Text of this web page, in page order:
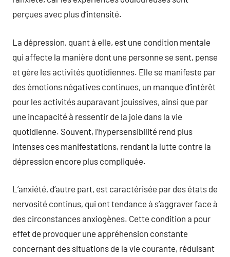
perçues avec plus d’intensité.
La dépression, quant à elle, est une condition mentale
qui affecte la manière dont une personne se sent, pense
et gère les activités quotidiennes. Elle se manifeste par
des émotions négatives continues, un manque d’intérêt
pour les activités auparavant jouissives, ainsi que par
une incapacité à ressentir de la joie dans la vie
quotidienne. Souvent, l’hypersensibilité rend plus
intenses ces manifestations, rendant la lutte contre la
dépression encore plus compliquée.
L’anxiété, d’autre part, est caractérisée par des états de
nervosité continus, qui ont tendance à s’aggraver face à
des circonstances anxiogènes. Cette condition a pour
effet de provoquer une appréhension constante
concernant des situations de la vie courante, réduisant